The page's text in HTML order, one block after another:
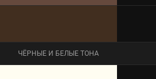
ЧЁРНЫЕ И БЕЛЫЕ ТОНА